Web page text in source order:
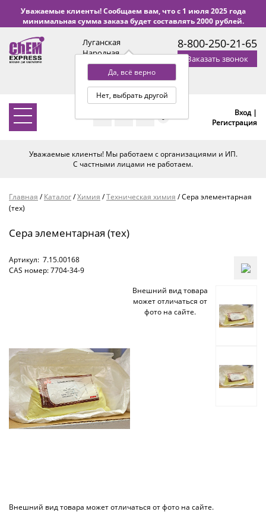
Уважаемые клиенты! Сообщаем вам, что с 1 июля 2025 года
минимальная сумма заказа будет составлять 2000 рублей.
Луганская
Народная
Республика
Да, всё верно
Нет, выбрать другой
с 9:00 до 18:00 по Уфе
(+2 МСК)
8-800-250-21-65
Заказать звонок
0
Вход |
Регистрация
Уважаемые клиенты! Мы работаем с организациями и ИП.
С частными лицами не работаем.
Главная /Каталог/Химия /Техническая химия /Сера элементарная
(тех)
Сера элементарная (тех)
Артикул: 7.15.00168
CAS номер: 7704-34-9
Внешний вид товара
может отличаться от
фото на сайте.
Внешний вид товара может отличаться от фото на сайте.